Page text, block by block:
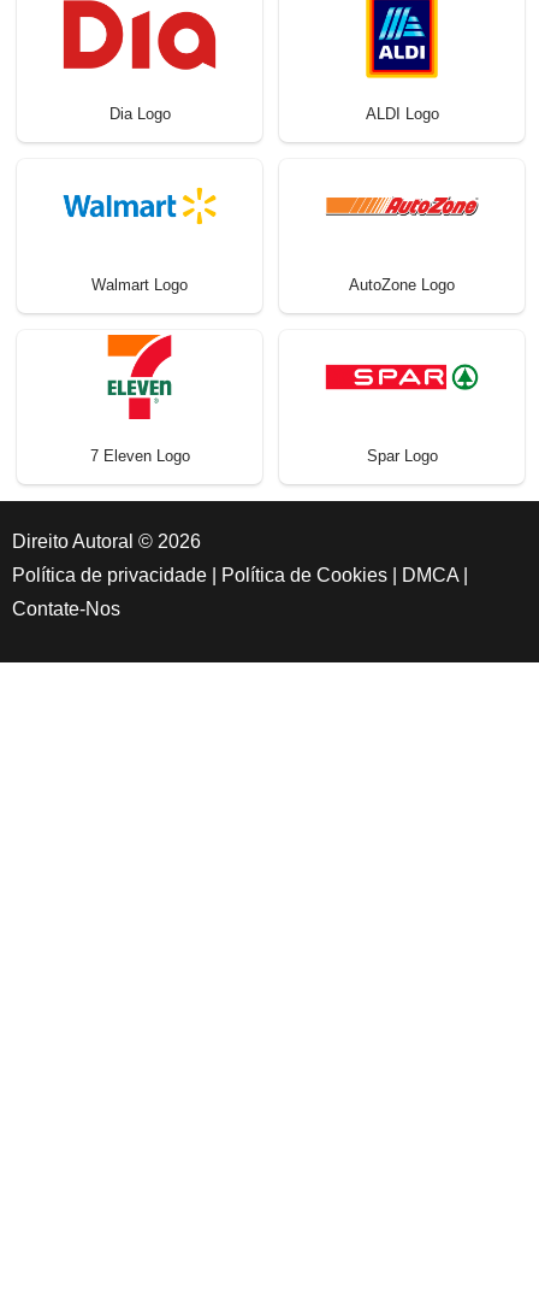
Dia Logo ALDI Logo
Walmart Logo AutoZone Logo
7 Eleven Logo Spar Logo
Direito Autoral © 2026
Política de privacidade
Política de Cookies DMCA
Contate-Nos